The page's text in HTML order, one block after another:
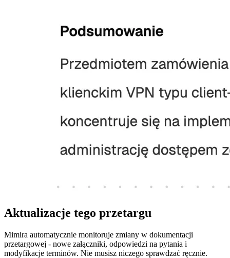
Aktualizacje tego przetargu
Mimira automatycznie monitoruje zmiany w dokumentacji
przetargowej - nowe załączniki, odpowiedzi na pytania i
modyfikacje terminów. Nie musisz niczego sprawdzać ręcznie.